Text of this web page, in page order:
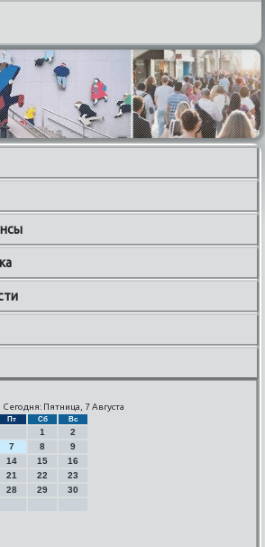
Сегодня: Пятница, 7 Августа
Пт Сб Вс
1
2
7 8
9
14 15
16
21 22
23
28 29
30